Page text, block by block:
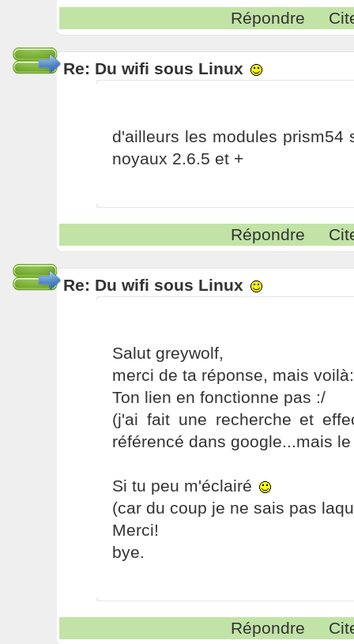
Répondre
Re: Du wifi sous Linux
d'ailleurs les modules prism54
noyaux 2.6.5 et +
Répondre
Re: Du wifi sous Linux
Salut greywolf,
merci de ta réponse, mais voilà:
Ton lien en fonctionne pas :/
(j'ai fait une recherche et
référencé dans google...mais
Si tu peu m'éclairé
(car du coup je ne sais pas
Merci!
bye.
Répondre